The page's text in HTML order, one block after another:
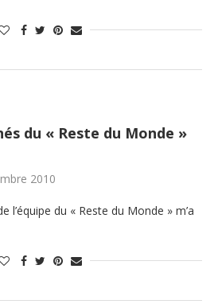
du « Reste du Monde »
2010
l’équipe du « Reste du Monde » m’a